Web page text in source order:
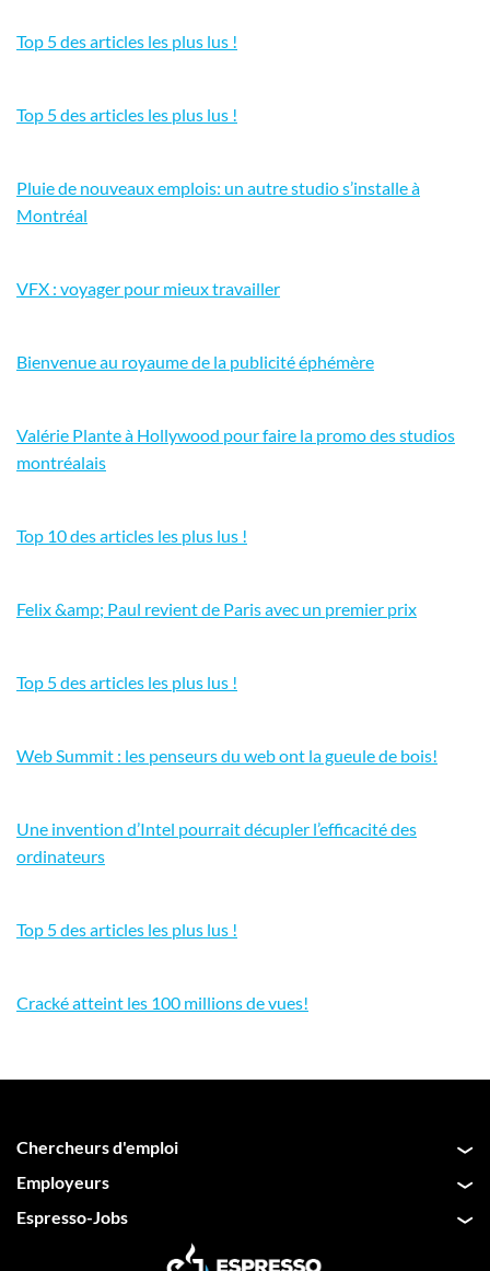
Top 5 des articles les plus lus !
Top 5 des articles les plus lus !
Pluie de nouveaux emplois: un autre studio s’installe à
Montréal
VFX : voyager pour mieux travailler
Bienvenue au royaume de la publicité éphémère
Valérie Plante à Hollywood pour faire la promo des studios
montréalais
Top 10 des articles les plus lus !
Felix &amp; Paul revient de Paris avec un premier prix
Top 5 des articles les plus lus !
Web Summit : les penseurs du web ont la gueule de bois!
Une invention d’Intel pourrait décupler l’efficacité des
ordinateurs
Top 5 des articles les plus lus !
Cracké atteint les 100 millions de vues!
Chercheurs d'emploi
Employeurs
Espresso-Jobs